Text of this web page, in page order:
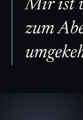
Mir ist
zum